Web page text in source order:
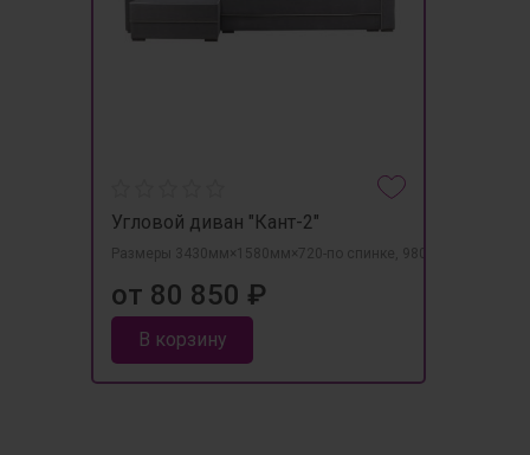
Угловой диван "Кант-2"
Размеры 3430мм×1580мм×720-по спинке, 980- по
от 80 850 ₽
В корзину